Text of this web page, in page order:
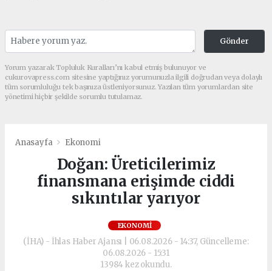
Gönder
Yorum yazarak Topluluk Kuralları’nı kabul etmiş bulunuyor ve
cukurovapress.com sitesine yaptığınız yorumunuzla ilgili doğrudan veya dolaylı
tüm sorumluluğu tek başınıza üstleniyorsunuz. Yazılan tüm yorumlardan site
yönetimi hiçbir şekilde sorumlu tutulamaz.
Anasayfa Ekonomi
Doğan: Üreticilerimiz
finansmana erişimde ciddi
sıkıntılar yarıyor
EKONOMI
(İHA) - İhlas Haber Ajansı | 06.08.2026 - 14:37, Güncelleme:
06.08.2026 - 15:31
13984 kez okundu.